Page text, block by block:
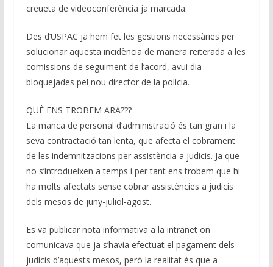
creueta de videoconferència ja marcada.
Des d’USPAC ja hem fet les gestions necessàries per
solucionar aquesta incidència de manera reiterada a les
comissions de seguiment de l’acord, avui dia
bloquejades pel nou director de la policia.
QUÈ ENS TROBEM ARA???
La manca de personal d’administració és tan gran i la
seva contractació tan lenta, que afecta el cobrament
de les indemnitzacions per assistència a judicis. Ja que
no s’introdueixen a temps i per tant ens trobem que hi
ha molts afectats sense cobrar assistències a judicis
dels mesos de juny-juliol-agost.
Es va publicar nota informativa a la intranet on
comunicava que ja s’havia efectuat el pagament dels
judicis d’aquests mesos, però la realitat és que a